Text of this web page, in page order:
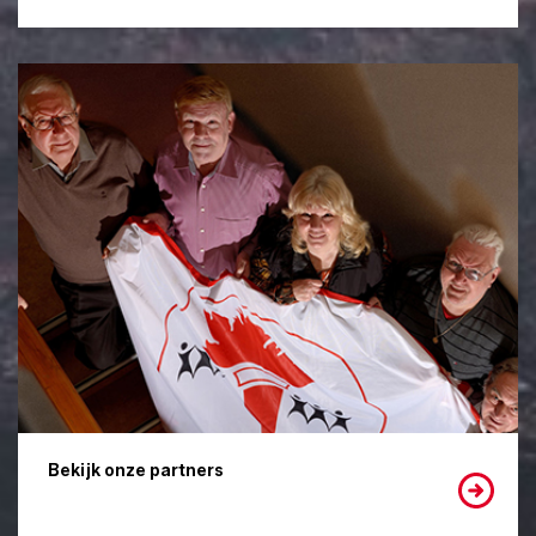
Bekijk onze partners